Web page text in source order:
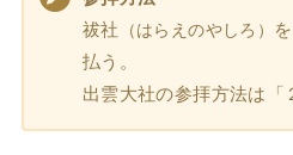
祓社
（はらえのやしろ）
払う。
出雲大社の参拝方法は「